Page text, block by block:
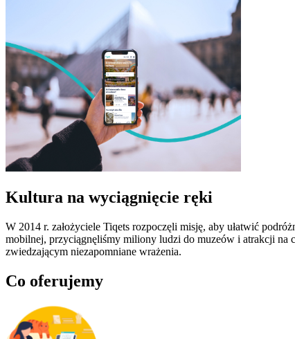
Kultura na wyciągnięcie ręki
W 2014 r. założyciele Tiqets rozpoczęli misję, aby ułatwić
mobilnej, przyciągnęliśmy miliony ludzi do muzeów i atrakcji na
zwiedzającym niezapomniane wrażenia.
Co oferujemy